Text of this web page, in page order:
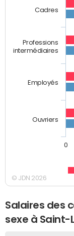
Cadres
Professions
intermédiaires
Employés
Ouvriers
0
© JDN 2026
Salaires des
sexe à